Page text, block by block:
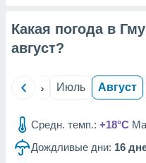
рекламы
сведения
Какая погода в
август?
Июнь Июль Август
Средн. темп.: +18°C
Дождливые дни: 16